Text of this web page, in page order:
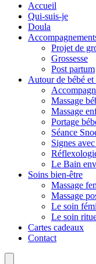
Accueil
Qui-suis-je
Doula
Projet de
Grossesse
Post partum
Autour de bébé
Massage
Massage
Portage
Séance
Signes
Le Bain
Soins bien-être
Massage
Massage
Le soin
Le soin
Cartes cadeaux
Contact